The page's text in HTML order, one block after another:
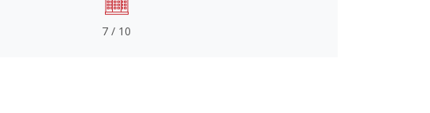
7 / 10